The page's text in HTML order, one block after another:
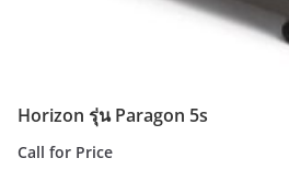
Horizon รุ่น Paragon 5s
Call for Price